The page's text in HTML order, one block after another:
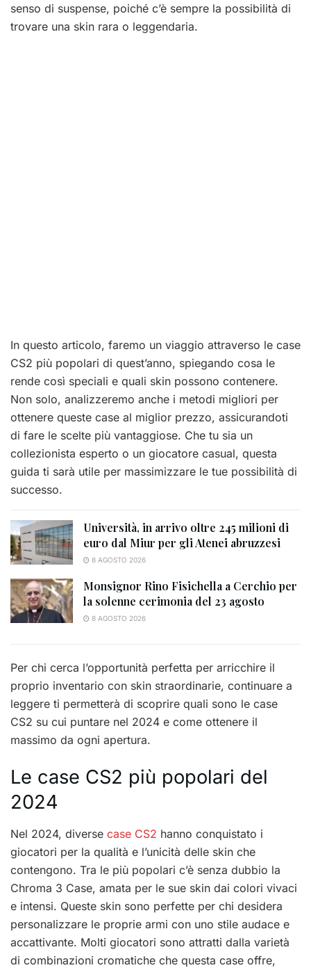
senso di suspense, poiché c’è sempre la possibilità di
trovare una skin rara o leggendaria.
In questo articolo, faremo un viaggio attraverso le case
CS2 più popolari di quest’anno, spiegando cosa le
rende così speciali e quali skin possono contenere.
Non solo, analizzeremo anche i metodi migliori per
ottenere queste case al miglior prezzo, assicurandoti
di fare le scelte più vantaggiose. Che tu sia un
collezionista esperto o un giocatore casual, questa
guida ti sarà utile per massimizzare le tue possibilità di
successo.
Università, in arrivo oltre 245 milioni di
euro dal Miur per gli Atenei abruzzesi
8 AGOSTO 2026
Monsignor Rino Fisichella a Cerchio per
la solenne cerimonia del 23 agosto
8 AGOSTO 2026
Per chi cerca l’opportunità perfetta per arricchire il
proprio inventario con skin straordinarie, continuare a
leggere ti permetterà di scoprire quali sono le case
CS2 su cui puntare nel 2024 e come ottenere il
massimo da ogni apertura.
Le case CS2 più popolari del
2024
Nel 2024, diverse case CS2 hanno conquistato i
giocatori per la qualità e l’unicità delle skin che
contengono. Tra le più popolari c’è senza dubbio la
Chroma 3 Case, amata per le sue skin dai colori vivaci
e intensi. Queste skin sono perfette per chi desidera
personalizzare le proprie armi con uno stile audace e
accattivante. Molti giocatori sono attratti dalla varietà
di combinazioni cromatiche che questa case offre,